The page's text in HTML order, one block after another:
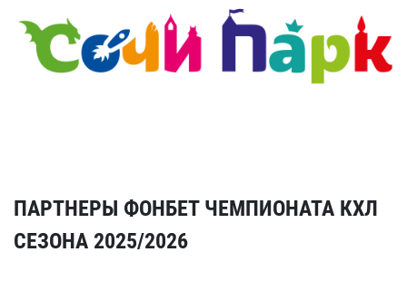
ПАРТНЕРЫ ФОНБЕТ ЧЕМПИОНАТА КХЛ
СЕЗОНА 2025/2026